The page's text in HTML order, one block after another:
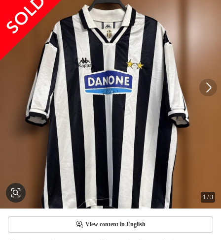
1 /3
View content in English